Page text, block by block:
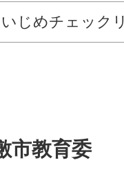
いじめチェック
市教育委